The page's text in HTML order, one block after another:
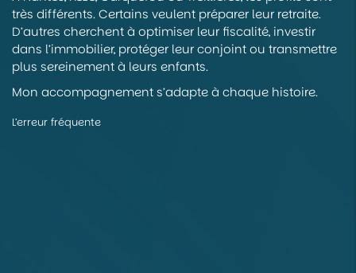
très différents. Certains veulent préparer leur retraite.
D’autres cherchent à optimiser leur fiscalité, investir
dans l’immobilier, protéger leur conjoint ou transmettre
plus sereinement à leurs enfants.
Mon accompagnement s’adapte à chaque histoire.
L’erreur fréquente